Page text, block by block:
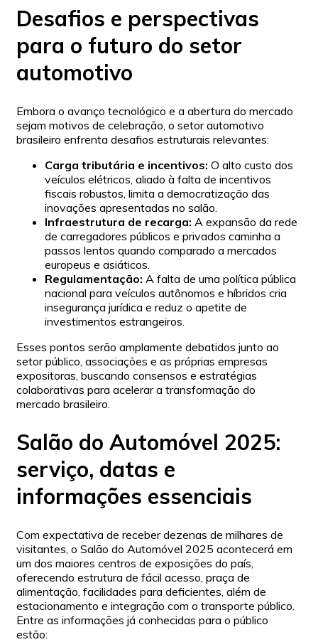
Desafios e perspectivas
para o futuro do setor
automotivo
Embora o avanço tecnológico e a abertura do mercado
sejam motivos de celebração, o setor automotivo
brasileiro enfrenta desafios estruturais relevantes:
Carga tributária e incentivos: O alto custo dos
veículos elétricos, aliado à falta de incentivos
fiscais robustos, limita a democratização das
inovações apresentadas no salão.
Infraestrutura de recarga: A expansão da rede
de carregadores públicos e privados caminha a
passos lentos quando comparado a mercados
europeus e asiáticos.
Regulamentação: A falta de uma política pública
nacional para veículos autônomos e híbridos cria
insegurança jurídica e reduz o apetite de
investimentos estrangeiros.
Esses pontos serão amplamente debatidos junto ao
setor público, associações e as próprias empresas
expositoras, buscando consensos e estratégias
colaborativas para acelerar a transformação do
mercado brasileiro.
Salão do Automóvel 2025:
serviço, datas e
informações essenciais
Com expectativa de receber dezenas de milhares de
visitantes, o Salão do Automóvel 2025 acontecerá em
um dos maiores centros de exposições do país,
oferecendo estrutura de fácil acesso, praça de
alimentação, facilidades para deficientes, além de
estacionamento e integração com o transporte público.
Entre as informações já conhecidas para o público
estão: